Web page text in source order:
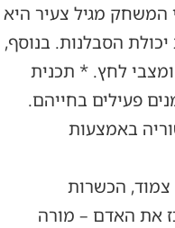
המשחק מגיל צעיר היא
הסבלנות. בנוסף,
לחץ. * תכנית
פעילים בחייהם.
באמצעות
צמוד, הכשרות
את האדם – מורה